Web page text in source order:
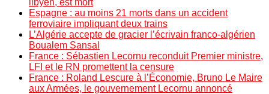
Espagne : au moins 21 morts dans un accident
ferroviaire impliquant deux trains
L’Algérie accepte de gracier l’écrivain franco-algérien
Boualem Sansal
France : Sébastien Lecornu reconduit Premier ministre,
LFI et le RN promettent la censure
France : Roland Lescure à l’Économie, Bruno Le Maire
aux Armées, le gouvernement Lecornu annoncé